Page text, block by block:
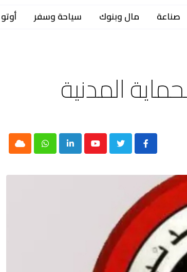
صناعة مال وبنوك سياحة وسفر أوتو
Youtube
LinkedIn
Whatsapp
Cloud